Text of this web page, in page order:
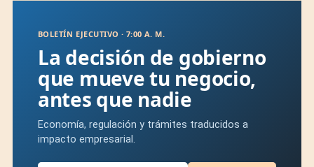
BOLETÍN EJECUTIVO · 7:00 A. M.
La decisión de gobierno
que mueve tu negocio,
antes que nadie
Economía, regulación y trámites traducidos a
impacto empresarial.